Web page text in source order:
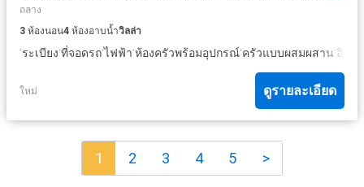
ถลาง
3 ห้องนอน4 ห้องอาบน้ำวิลล่า
·ระเบียง·ที่จอดรถ·ไฟฟ้า·ห้องครัวพร้อมอุปกรณ์·ครัวแบบผสมผสาน·อินเ
ใหม่ ดูรายละเอียด
1 2 3 4 5 >